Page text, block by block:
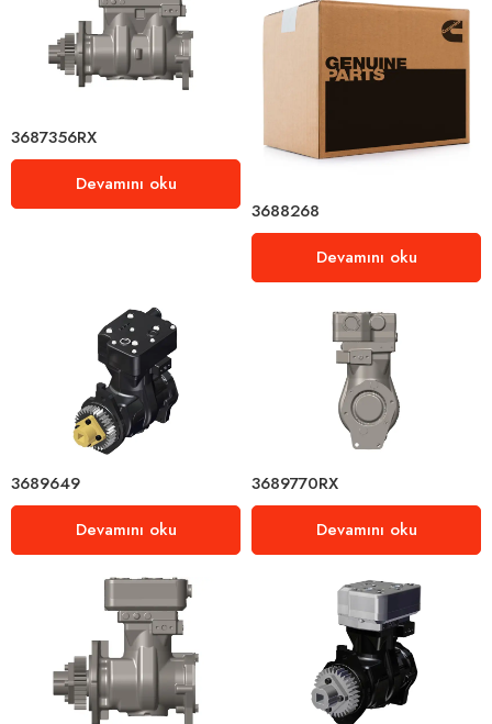
3687356RX
Devamını oku
3688268
Devamını oku
3689649
Devamını oku
3689770RX
Devamını oku